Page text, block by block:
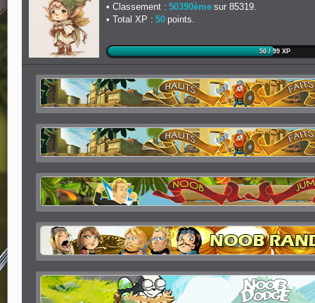
Classement : 50390ème sur 85319.
Total XP : 50 points.
50 / 99 XP